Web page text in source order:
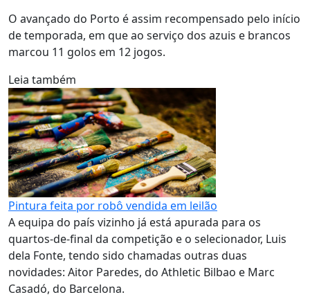
O avançado do Porto é assim recompensado pelo início
de temporada, em que ao serviço dos azuis e brancos
marcou 11 golos em 12 jogos.
Leia também
Pintura feita por robô vendida em leilão
A equipa do país vizinho já está apurada para os
quartos-de-final da competição e o selecionador, Luis
dela Fonte, tendo sido chamadas outras duas
novidades: Aitor Paredes, do Athletic Bilbao e Marc
Casadó, do Barcelona.